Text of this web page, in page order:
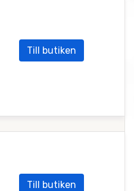
Till butiken
Till butiken